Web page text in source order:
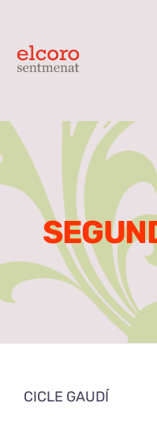
content
El
CICLE GAUDÍ